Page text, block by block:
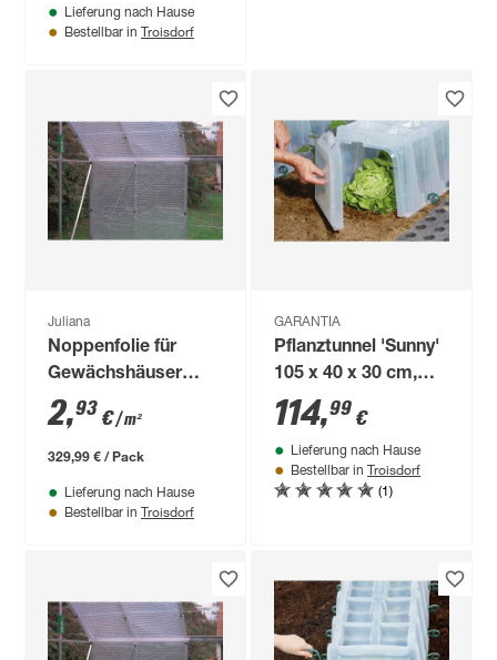
Lieferung nach Hause
Bestellbar in Troisdorf
Juliana
Noppenfolie für
Gewächshäuser
milchige Optik 1,5 x
75 m
2,93 €/ m²
329,99 € / Pack
Lieferung nach Hause
Bestellbar in Troisdorf
GARANTIA
Pflanztunnel 'Sunny'
105 x 40 x 30 cm,
3er-Komplettset
114,99 €
Lieferung nach Hause
Bestellbar in Troisdorf
(1)